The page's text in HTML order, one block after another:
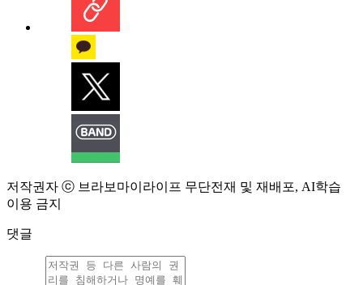
저작권자 ⓒ 브라보마이라이프 무단전재 및 재배포, AI학습
이용 금지
댓글